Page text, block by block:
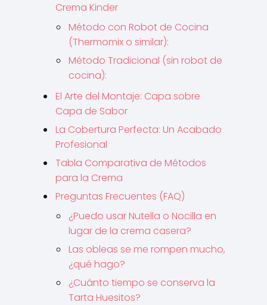
Crema Kinder
Método con Robot de Cocina
(Thermomix o similar):
Método Tradicional (sin robot de
cocina):
El Arte del Montaje: Capa sobre
Capa de Sabor
La Cobertura Perfecta: Un Acabado
Profesional
Tabla Comparativa de Métodos
para la Crema
Preguntas Frecuentes (FAQ)
¿Puedo usar Nutella o Nocilla en
lugar de la crema casera?
Las obleas se me rompen mucho,
¿qué hago?
¿Cuánto tiempo se conserva la
Tarta Huesitos?